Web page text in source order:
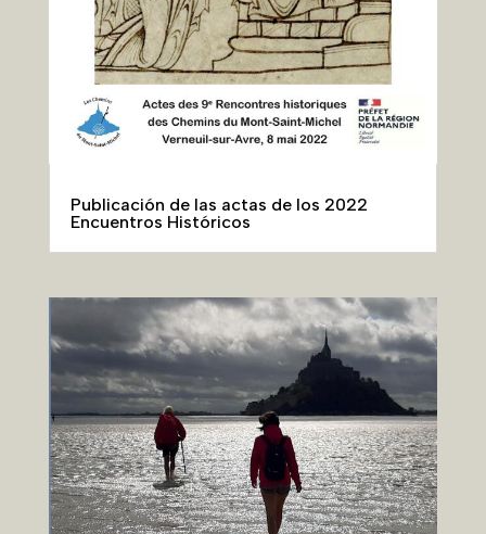
Folleto de descubrimiento de los Chemins
du Mont, 32 p, 5 €.
Nueva guía disponible: Chemin de Clisson
au Mont